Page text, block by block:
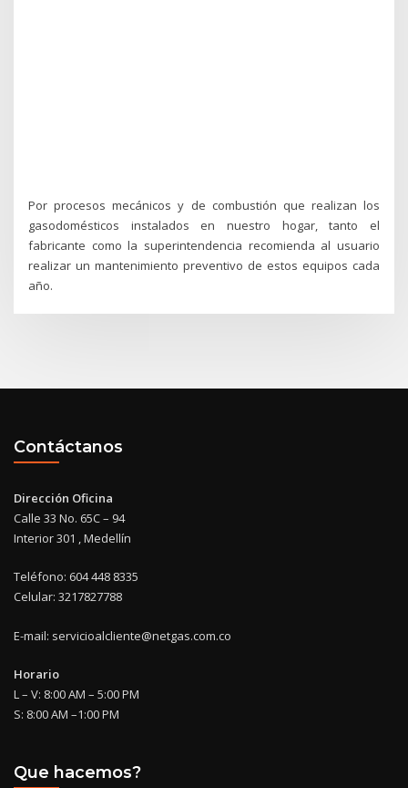
Por procesos mecánicos y de combustión que realizan los
gasodomésticos instalados en nuestro hogar, tanto el
fabricante como la superintendencia recomienda al usuario
realizar un mantenimiento preventivo de estos equipos cada
año.
Contáctanos
Dirección Oficina
Calle 33 No. 65C – 94
Interior 301 , Medellín
Teléfono: 604 448 8335
Celular: 3217827788
E-mail: servicioalcliente@netgas.com.co
Horario
L – V: 8:00 AM – 5:00 PM
S: 8:00 AM –1:00 PM
Que hacemos?